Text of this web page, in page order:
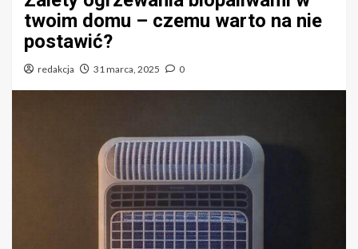
twoim domu – czemu warto na nie
postawić?
redakcja 31 marca, 2025 0